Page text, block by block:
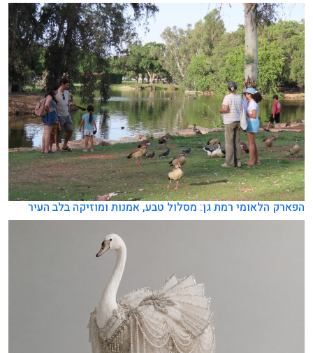
הפארק הלאומי רמת גן: מסלול טבע, אמנות ומוזיקה בלב העיר